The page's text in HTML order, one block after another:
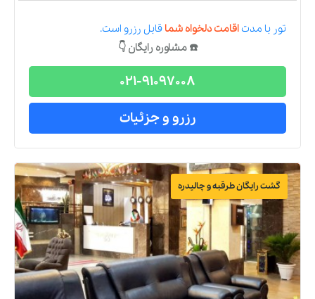
تور با مدتاقامت دلخواه شما قابل رزرو است.
☎️ مشاوره رایگان 👇
021-91097008
رزرو و جزئیات
گشت رایگان طرقبه و چالیدره